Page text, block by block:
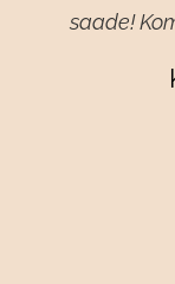
saade!